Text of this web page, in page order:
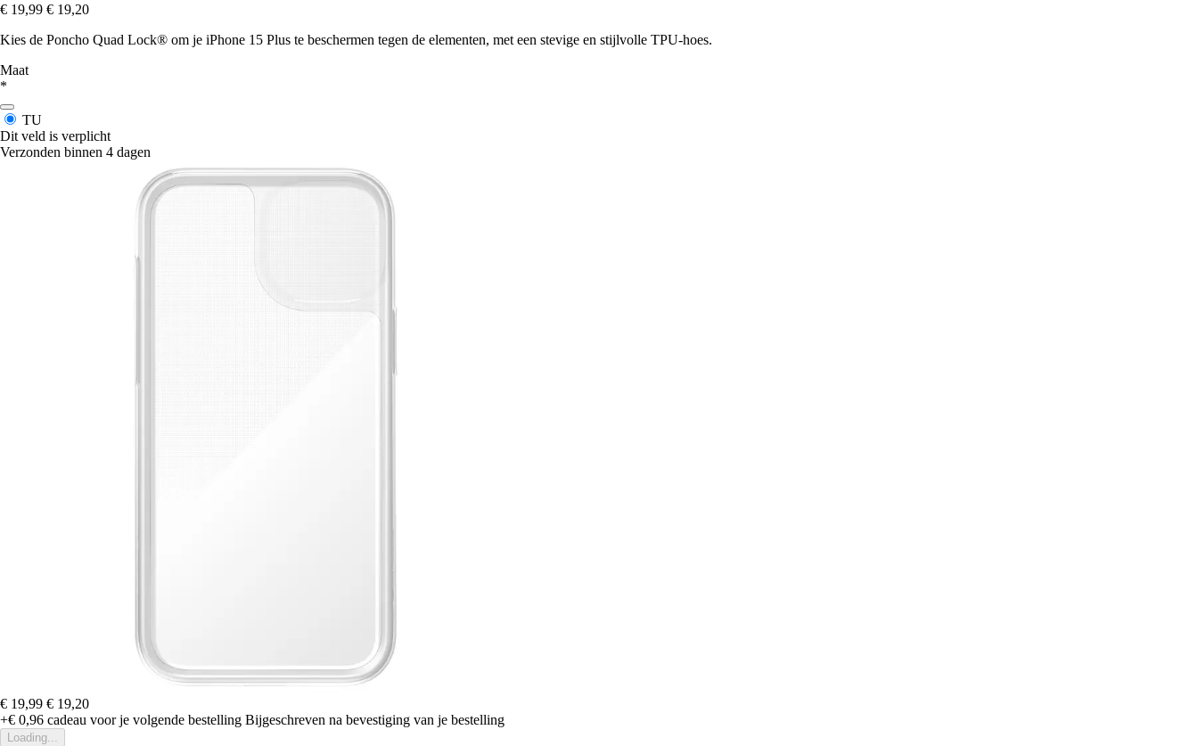
€ 19,99 € 19,20
Kies de Poncho Quad Lock® om je iPhone 15 Plus te beschermen tegen de elementen, met een stevige en stijlvolle TPU-hoes.
Maat
*
TU
Dit veld is verplicht
Verzonden binnen 4 dagen
€ 19,99 € 19,20
+€ 0,96 cadeau voor je volgende bestelling Bijgeschreven na bevestiging van je bestelling
Loading...